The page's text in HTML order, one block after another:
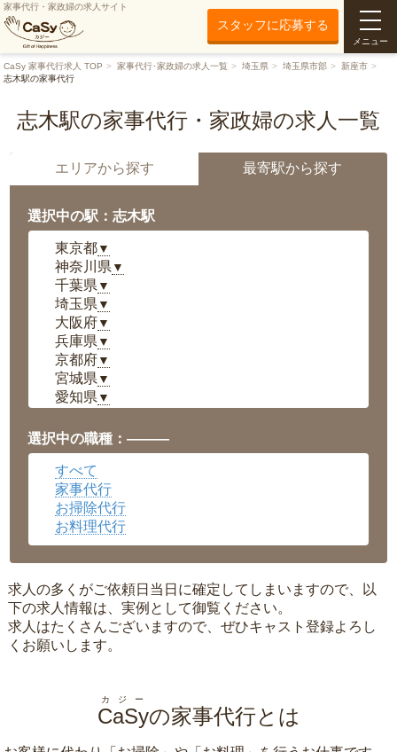
家事代行・家政婦の求人サイト
スタッフに応募する
メニュー
CaSy 家事代行求人 TOP 家事代行･家政婦の求人一覧 埼玉県 埼玉県市部
新座市
志木駅の家事代行
志木駅の家事代行・家政婦の求人一覧
エリアから探す 最寄駅から探す
選択中の駅：志木駅
東京都▼
神奈川県 ▼
千葉県 ▼
埼玉県 ▼
大阪府▼
兵庫県 ▼
京都府▼
宮城県 ▼
愛知県 ▼
岡山県▼
広島県▼
沖縄県
選択中の職種：———
すべて
家事代行
お掃除代行
お料理代行
求人の多くがご依頼日当日に確定してしまいますので、以
下の求人情報は、実例として御覧ください。
求人はたくさんございますので、ぜひキャスト登録よろし
くお願いします。
CaSy
カジー
の家事代行とは